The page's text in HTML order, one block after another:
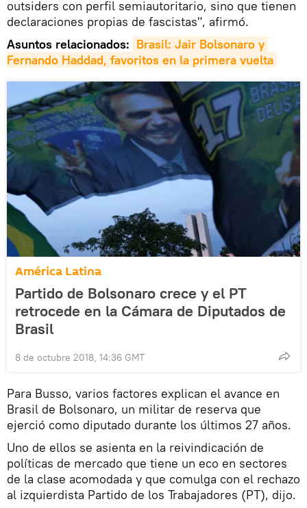
outsiders con perfil semiautoritario, sino que tienen
declaraciones propias de fascistas", afirmó.
Asuntos relacionados: Brasil: Jair Bolsonaro y
Fernando Haddad, favoritos en la primera vuelta
América Latina
Partido de Bolsonaro crece y el PT
retrocede en la Cámara de Diputados de
Brasil
8 de octubre 2018, 14:36 GMT
Para Busso, varios factores explican el avance en
Brasil de Bolsonaro, un militar de reserva que
ejerció como diputado durante los últimos 27 años.
Uno de ellos se asienta en la reivindicación de
políticas de mercado que tiene un eco en sectores
de la clase acomodada y que comulga con el rechazo
al izquierdista Partido de los Trabajadores (PT), dijo.